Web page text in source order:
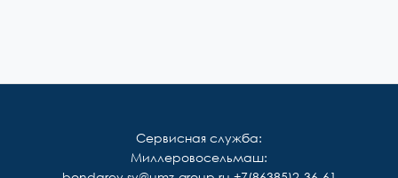
Сервисная служба:
Миллеровосельмаш: